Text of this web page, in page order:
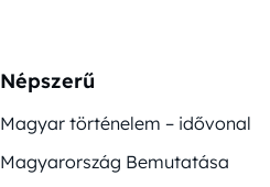
Népszerű
Magyar történelem – idővonal
Magyarország Bemutatása